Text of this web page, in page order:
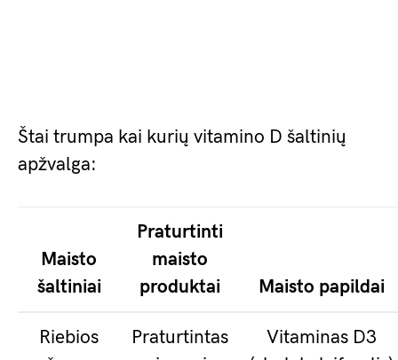
Štai trumpa kai kurių vitamino D šaltinių
apžvalga:
Maisto
šaltiniai
Praturtinti
maisto
produktai
Maisto papildai
Riebios
Praturtintas
Vitaminas D3